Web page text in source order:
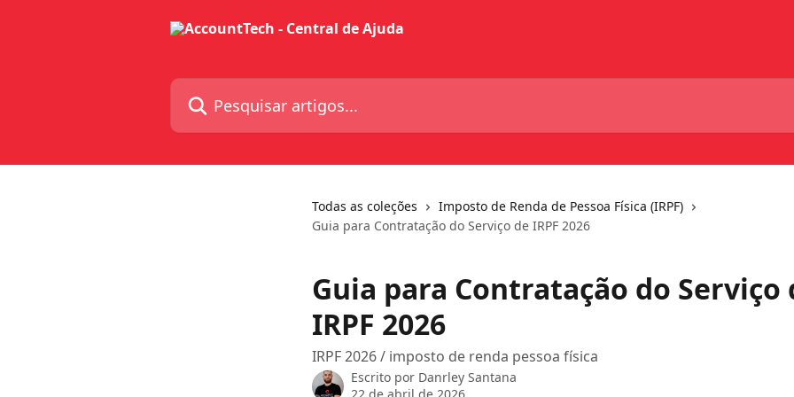
Pesquisar artigos...
Todas as coleções
Imposto de Renda de Pessoa Física (IRPF)
Guia para Contratação do Serviço de IRPF 2026
Guia para Contratação do Serviço
IRPF 2026
IRPF 2026 / imposto de renda pessoa física
Escrito por Danrley Santana